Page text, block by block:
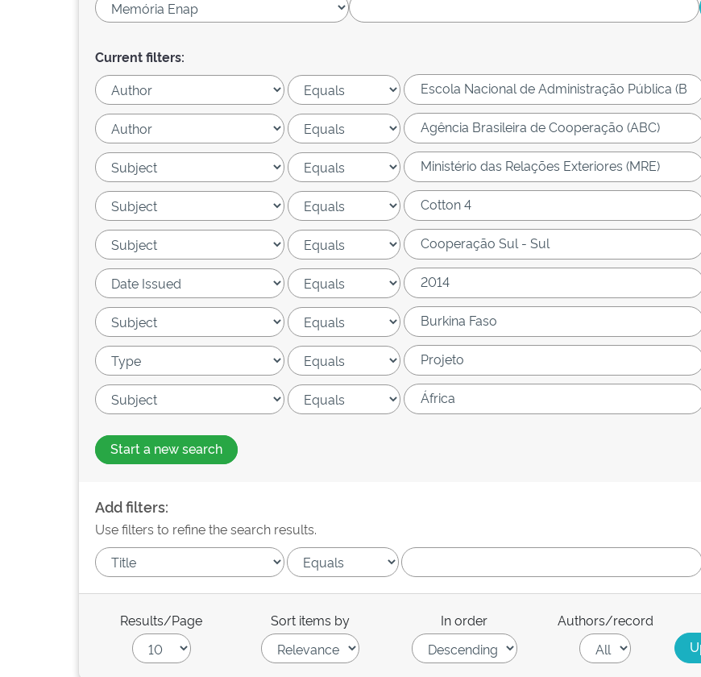
Current filters:
Start a new search
Add filters:
Use filters to refine the search results.
Results/Page Sort items by In order Authors/record